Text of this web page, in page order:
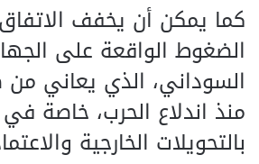
كما يمكن أن يخفف
الضغوط الواقعة على
السوداني، الذي يعاني من
منذ اندلاع الحرب، خاصة
بالتحويلات الخارجية